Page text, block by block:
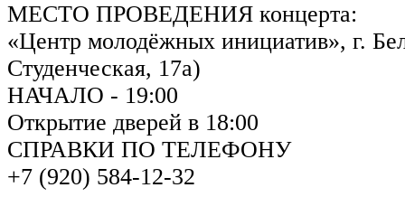
МЕСТО ПРОВЕДЕНИЯ концерта:
«Центр молодёжных инициатив», г.
Студенческая, 17а)
НАЧАЛО - 19:00
Открытие дверей в 18:00
СПРАВКИ ПО ТЕЛЕФОНУ
+7 (920) 584-12-32